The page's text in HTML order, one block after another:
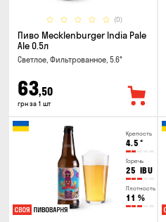
(0)
Пиво Mecklenburger India Pale
Ale 0.5л
Светлое, Фильтрованное, 5.6°
63,50
грн за 1 шт
Крепость
4.5 °
Горечь
25 IBU
Плотность
11 %